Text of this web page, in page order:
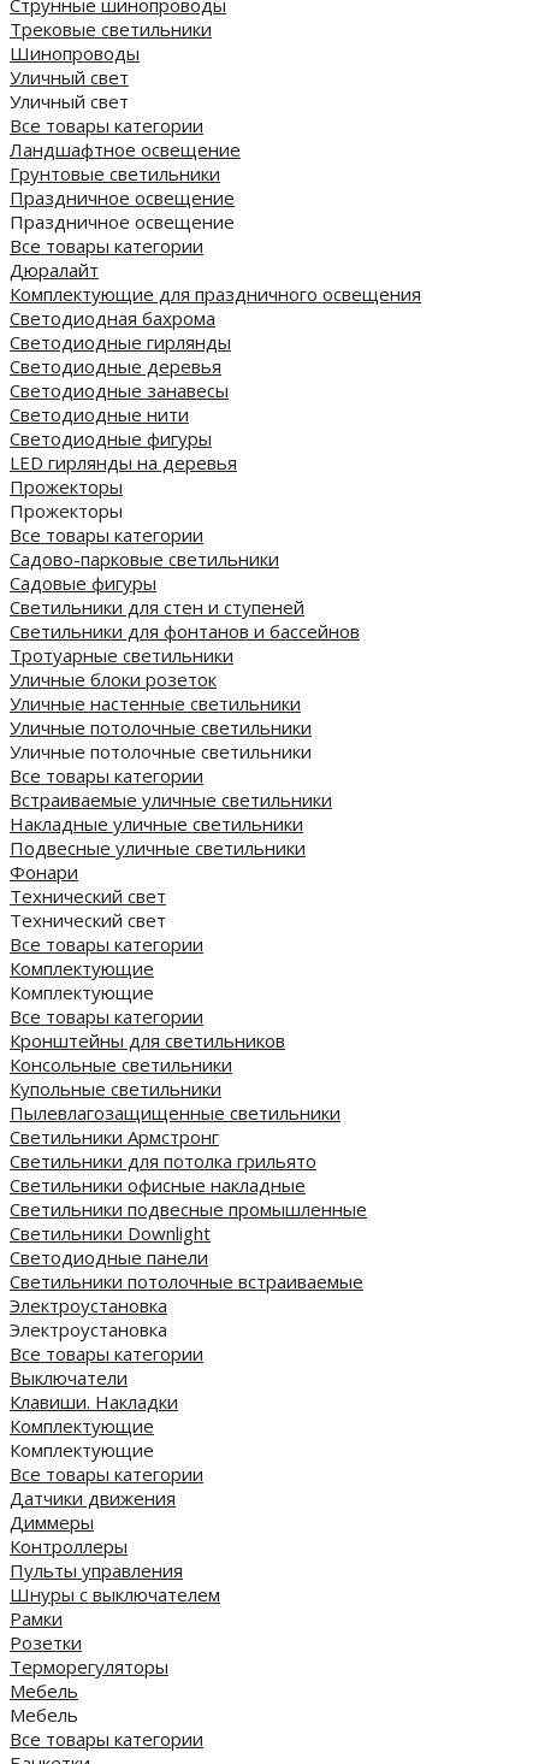
Трековые светильники
Шинопроводы
Уличный свет
Уличный свет
Все товары категории
Ландшафтное освещение
Грунтовые светильники
Праздничное освещение
Праздничное освещение
Все товары категории
Дюралайт
Комплектующие для праздничного освещения
Светодиодная бахрома
Светодиодные гирлянды
Светодиодные деревья
Светодиодные занавесы
Светодиодные нити
Светодиодные фигуры
LED гирлянды на деревья
Прожекторы
Прожекторы
Все товары категории
Садово-парковые светильники
Садовые фигуры
Светильники для стен и ступеней
Светильники для фонтанов и бассейнов
Тротуарные светильники
Уличные блоки розеток
Уличные настенные светильники
Уличные потолочные светильники
Уличные потолочные светильники
Все товары категории
Встраиваемые уличные светильники
Накладные уличные светильники
Подвесные уличные светильники
Фонари
Технический свет
Технический свет
Все товары категории
Комплектующие
Комплектующие
Все товары категории
Кронштейны для светильников
Консольные светильники
Купольные светильники
Пылевлагозащищенные светильники
Светильники Армстронг
Светильники для потолка грильято
Светильники офисные накладные
Светильники подвесные промышленные
Светильники Downlight
Светодиодные панели
Cветильники потолочные встраиваемые
Электроустановка
Электроустановка
Все товары категории
Выключатели
Клавиши. Накладки
Комплектующие
Комплектующие
Все товары категории
Датчики движения
Диммеры
Контроллеры
Пульты управления
Шнуры с выключателем
Рамки
Розетки
Терморегуляторы
Мебель
Мебель
Все товары категории